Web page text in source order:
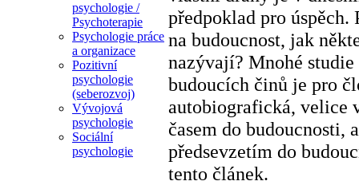
psychologie /
Psychoterapie
Psychologie práce
a organizace
Pozitivní
psychologie
(seberozvoj)
Vývojová
psychologie
Sociální
psychologie
předpoklad pro
na budoucnost, jak
nazývají? Mnohé
budoucích činů je pro
autobiografická, velice
časem do budoucnosti,
předsevzetím do
tento článek.